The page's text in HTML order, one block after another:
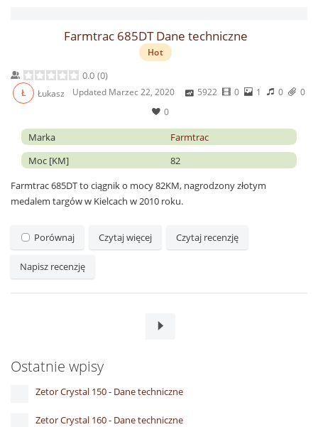
Farmtrac 685DT Dane techniczne
Hot
0.0 (0)
Ł Łukasz Updated Marzec 22, 2020 5922 0 1 0
0
0
Marka
Farmtrac
Moc [KM]
82
Farmtrac 685DT to ciągnik o mocy 82KM, nagrodzony złotym
medalem targów w Kielcach w 2010 roku.
Porównaj Czytaj więcej Czytaj recenzję
Napisz recenzję
Ostatnie wpisy
Zetor Crystal 150 - Dane techniczne
Zetor Crystal 160 - Dane techniczne